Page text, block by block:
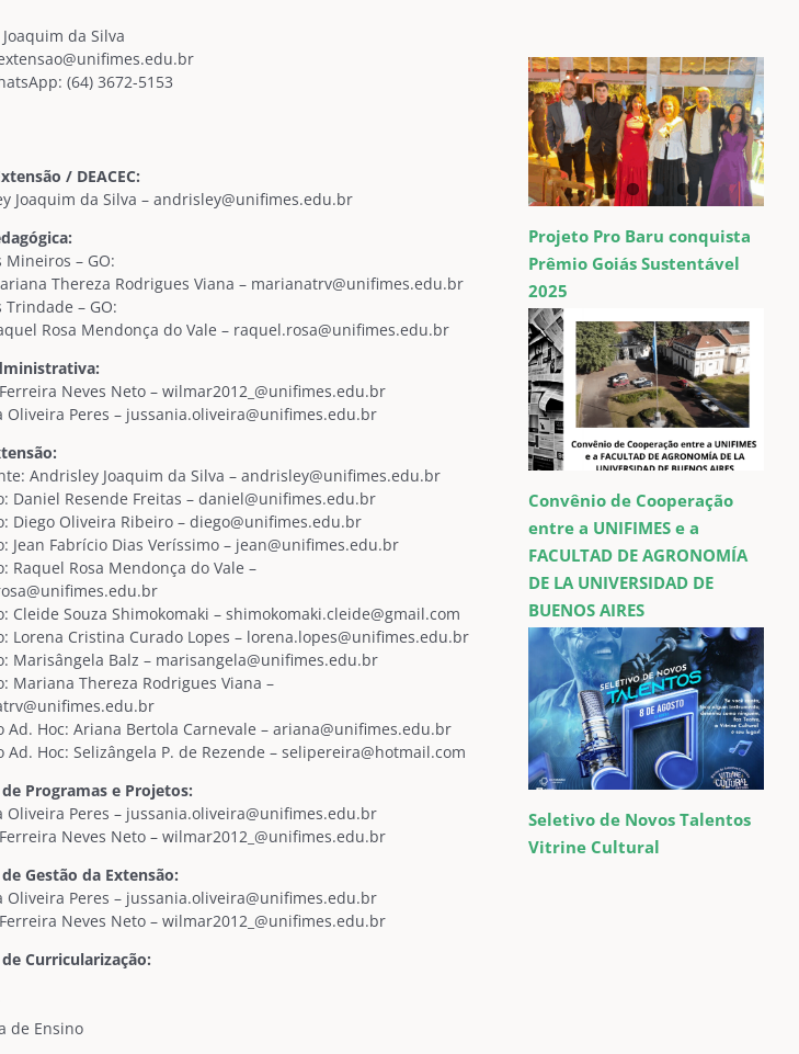
da Silva
(64) 3672-5153
/ DEACEC:
Joaquim da Silva – andrisley@unifimes.edu.br
Mineiros – GO:
Thereza Rodrigues Viana – marianatrv@unifimes.edu.br
Trindade – GO:
Rosa Mendonça do Vale – raquel.rosa@unifimes.edu.br
Neves Neto – wilmar2012_@unifimes.edu.br
Oliveira Peres – jussania.oliveira@unifimes.edu.br
Andrisley Joaquim da Silva – andrisley@unifimes.edu.br
Daniel Resende Freitas – daniel@unifimes.edu.br
Diego Oliveira Ribeiro – diego@unifimes.edu.br
Jean Fabrício Dias Veríssimo – jean@unifimes.edu.br
Raquel Rosa Mendonça do Vale –
Cleide Souza Shimokomaki – shimokomaki.cleide@gmail.com
Lorena Cristina Curado Lopes – lorena.lopes@unifimes.edu.br
Marisângela Balz – marisangela@unifimes.edu.br
Mariana Thereza Rodrigues Viana –
Ad. Hoc: Ariana Bertola Carnevale – ariana@unifimes.edu.br
Ad. Hoc: Selizângela P. de Rezende – selipereira@hotmail.com
Programas e Projetos:
Oliveira Peres – jussania.oliveira@unifimes.edu.br
Neves Neto – wilmar2012_@unifimes.edu.br
Gestão da Extensão:
Oliveira Peres – jussania.oliveira@unifimes.edu.br
Neves Neto – wilmar2012_@unifimes.edu.br
Curricularização:
de Ensino
Projeto Pro Baru conquista
Prêmio Goiás Sustentável
2025
Convênio de Cooperação
entre a UNIFIMES e a
FACULTAD DE AGRONOMÍA
DE LA UNIVERSIDAD DE
BUENOS AIRES
Seletivo de Novos Talentos
Vitrine Cultural